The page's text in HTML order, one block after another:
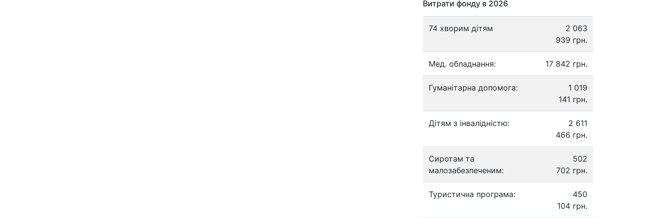
Витрати фонду в 2026
74 хворим дітям
2 063
939 грн.
Мед. обладнання: 17 842 грн.
Гуманітарна допомога:
1 019
141 грн.
Дітям з інвалідністю:
2 611
466 грн.
Сиротам та
малозабезпеченим:
502
702 грн.
Туристична програма:
450
104 грн.